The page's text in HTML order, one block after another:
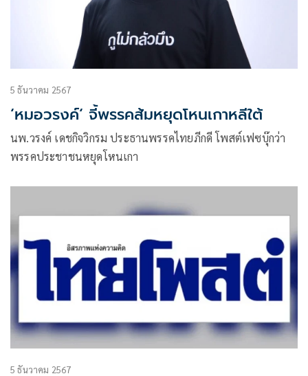
5 ธันวาคม 2567
‘หมอวรงค์‘ จี้พรรคส้มหยุดโหนเกาหลีใต้
นพ.วรงค์ เดชกิจวิกรม ประธานพรรคไทยภีกดี โพสต์เฟซบุ๊กว่า
พรรคประชาชนหยุดโหนเกา
5 ธันวาคม 2567